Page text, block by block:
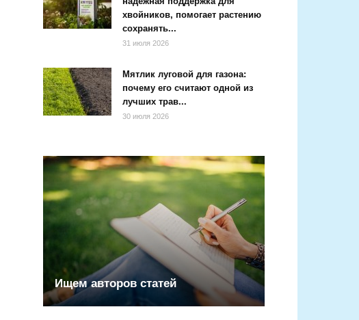
хвойников, помогает растению
сохранять...
31 июля 2026
Мятлик луговой для газона:
почему его считают одной из
лучших трав...
30 июля 2026
Ищем авторов статей